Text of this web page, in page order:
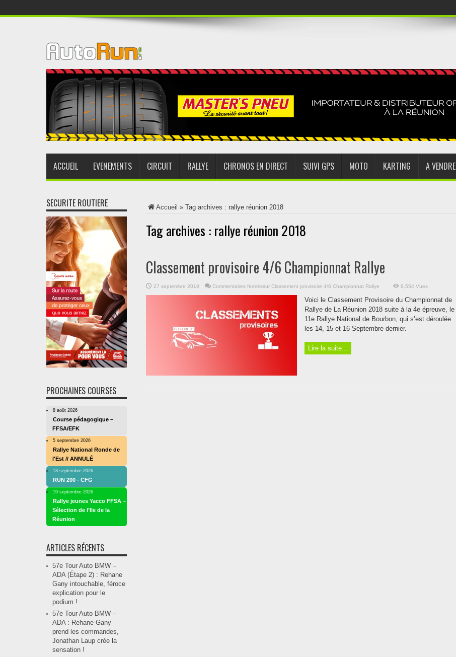
ACCUEIL EVENEMENTS CIRCUIT RALLYE CHRONOS EN DIRECT SUIVI GPS MOTO KARTING A VENDRE
Accueil » Tag archives : rallye réunion 2018
Tag archives : rallye réunion 2018
Classement provisoire 4/6 Championnat Rallye
27 septembre 2018 Commentaires ferméssur Classement provisoire 4/6 Championnat Rallye 8,554 Vues
Voici le Classement Provisoire du Championnat de
Rallye de La Réunion 2018 suite à la 4e épreuve, le
11e Rallye National de Bourbon, qui s’est déroulée
les 14, 15 et 16 Septembre dernier.
Lire la suite...
SECURITE ROUTIERE
PROCHAINES COURSES
8 août 2026
Course pédagogique –
FFSA/EFK
5 septembre 2026
Rallye National Ronde de
l'Est // ANNULÉ
13 septembre 2026
RUN 200 - CFG
19 septembre 2026
Rallye jeunes Yacco FFSA –
Sélection de l’Ile de la
Réunion
ARTICLES RÉCENTS
57e Tour Auto BMW –
ADA (Étape 2) : Rehane
Gany intouchable, féroce
explication pour le
podium !
57e Tour Auto BMW –
ADA : Rehane Gany
prend les commandes,
Jonathan Laup crée la
sensation !